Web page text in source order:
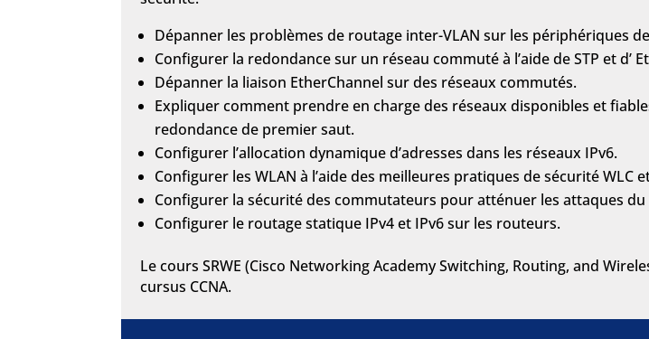
Dépanner les problèmes de routage inter-VLAN sur les périphériques
Configurer la redondance sur un réseau commuté à l’aide de STP et d’
Dépanner la liaison EtherChannel sur des réseaux commutés.
Expliquer comment prendre en charge des réseaux disponibles et
redondance de premier saut.
Configurer l’allocation dynamique d’adresses dans les réseaux IPv6.
Configurer les WLAN à l’aide des meilleures pratiques de sécurité WLC
Configurer la sécurité des commutateurs pour atténuer les attaques du
Configurer le routage statique IPv4 et IPv6 sur les routeurs.
Le cours SRWE (Cisco Networking Academy Switching, Routing, and
cursus CCNA.